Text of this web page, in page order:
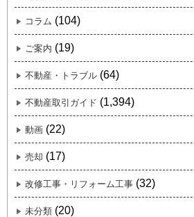
コラム (104)
ご案内 (19)
不動産・トラブル (64)
不動産取引ガイド (1,394)
動画 (22)
売却 (17)
改修工事・リフォーム工事 (32)
未分類 (20)